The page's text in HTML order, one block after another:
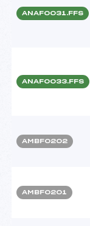
ANAF0031.FFS
ANAF0033.FFS
AMBF0202
AMBF0201